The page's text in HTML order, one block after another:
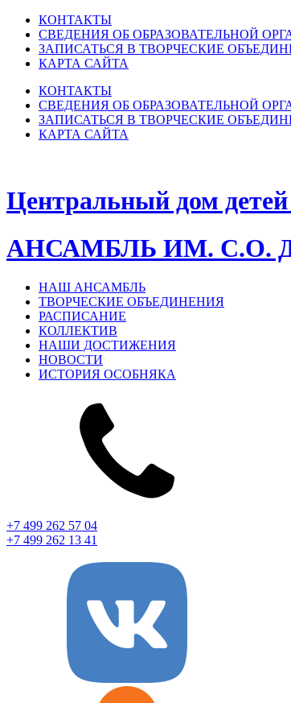
КОНТАКТЫ
СВЕДЕНИЯ ОБ ОБРАЗОВАТЕЛЬНОЙ
ЗАПИСАТЬСЯ В ТВОРЧЕСКИЕ
КАРТА САЙТА
КОНТАКТЫ
СВЕДЕНИЯ ОБ ОБРАЗОВАТЕЛЬНОЙ
ЗАПИСАТЬСЯ В ТВОРЧЕСКИЕ
КАРТА САЙТА
Центральный дом
АНСАМБЛЬ ИМ. С.О.
НАШ АНСАМБЛЬ
ТВОРЧЕСКИЕ ОБЪЕДИНЕНИЯ
РАСПИСАНИЕ
КОЛЛЕКТИВ
НАШИ ДОСТИЖЕНИЯ
НОВОСТИ
ИСТОРИЯ ОСОБНЯКА
+7 499 262 57 04
+7 499 262 13 41